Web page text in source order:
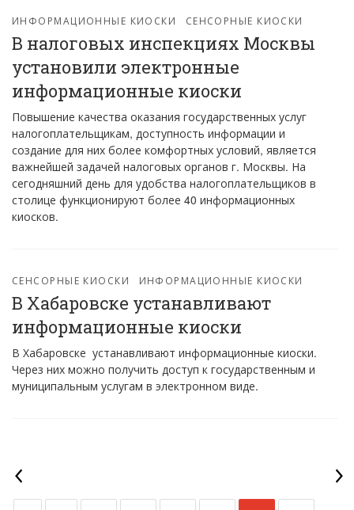
ИНФОРМАЦИОННЫЕ КИОСКИ СЕНСОРНЫЕ КИОСКИ
В налоговых инспекциях Москвы
установили электронные
информационные киоски
Повышение качества оказания государственных услуг
налогоплательщикам, доступность информации и
создание для них более комфортных условий, является
важнейшей задачей налоговых органов г. Москвы. На
сегодняшний день для удобства налогоплательщиков в
столице функционируют более 40 информационных
киосков.
СЕНСОРНЫЕ КИОСКИ ИНФОРМАЦИОННЫЕ КИОСКИ
В Хабаровске устанавливают
информационные киоски
В Хабаровске устанавливают информационные киоски.
Через них можно получить доступ к государственным и
муниципальным услугам в электронном виде.